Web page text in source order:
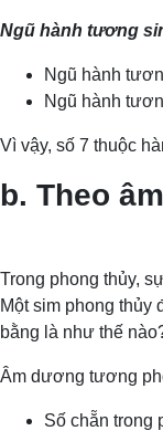
Ngũ hành tương
Ngũ hành
Ngũ hành
Vì vậy, số 7 thuộc
b. Theo
Trong phong thủy,
Một sim phong thủy
bằng là như thế
Âm dương tương
Số chẵn trong